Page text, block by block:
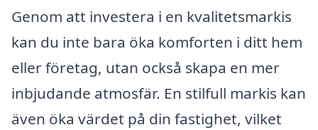
Genom att investera i en kvalitetsmarkis
kan du inte bara öka komforten i ditt hem
eller företag, utan också skapa en mer
inbjudande atmosfär. En stilfull markis kan
även öka värdet på din fastighet, vilket